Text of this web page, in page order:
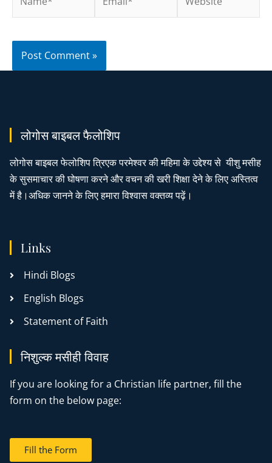
लोगोस बाइबल फैलोशिप
लोगोस बाइबल फेलोशिप त्रिएक परमेश्वर की महिमा के उद्देश्य से यीशु मसीह
के सुसमाचार की घोषणा करने और वचन की खरी शिक्षा देने के लिए अस्तित्व
में है।अधिक जानने के लिए हमारा विश्वास वक्तव्य पढ़ें।
Links
Hindi Blogs
English Blogs
Statement of Faith
निशुल्क मसीही विवाह
If you are looking for a Christian life partner, fill the
form on the below page:
Fill the Form